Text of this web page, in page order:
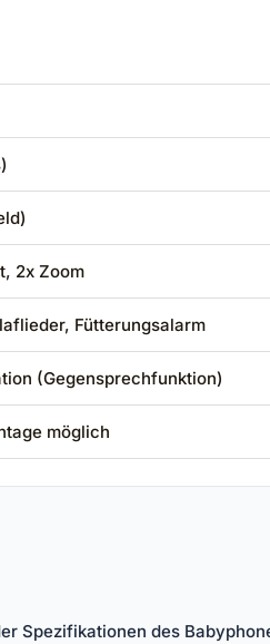
2x Zoom
Fütterungsalarm
(Gegensprechfunktion)
möglich
Spezifikationen des